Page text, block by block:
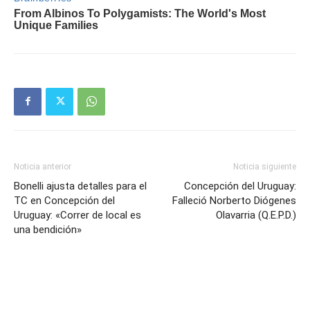
Noticia anterior
Bonelli ajusta detalles para el
TC en Concepción del
Uruguay: «Correr de local es
una bendición»
Noticia siguiente
Concepción del Uruguay:
Falleció Norberto Diógenes
Olavarria (Q.E.P.D.)